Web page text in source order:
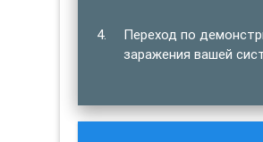
Переход по
заражения вашей